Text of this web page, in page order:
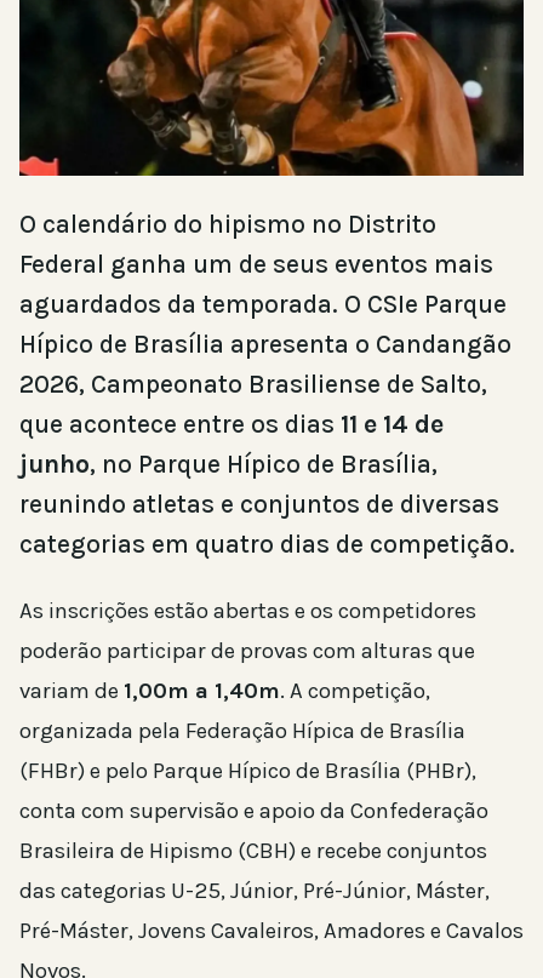
O calendário do hipismo no Distrito
Federal ganha um de seus eventos mais
aguardados da temporada. O CSIe Parque
Hípico de Brasília apresenta o Candangão
2026, Campeonato Brasiliense de Salto,
que acontece entre os dias 11 e 14 de
junho, no Parque Hípico de Brasília,
reunindo atletas e conjuntos de diversas
categorias em quatro dias de competição.
As inscrições estão abertas e os competidores
poderão participar de provas com alturas que
variam de 1,00m a 1,40m. A competição,
organizada pela Federação Hípica de Brasília
(FHBr) e pelo Parque Hípico de Brasília (PHBr),
conta com supervisão e apoio da Confederação
Brasileira de Hipismo (CBH) e recebe conjuntos
das categorias U-25, Júnior, Pré-Júnior, Máster,
Pré-Máster, Jovens Cavaleiros, Amadores e Cavalos
Novos.